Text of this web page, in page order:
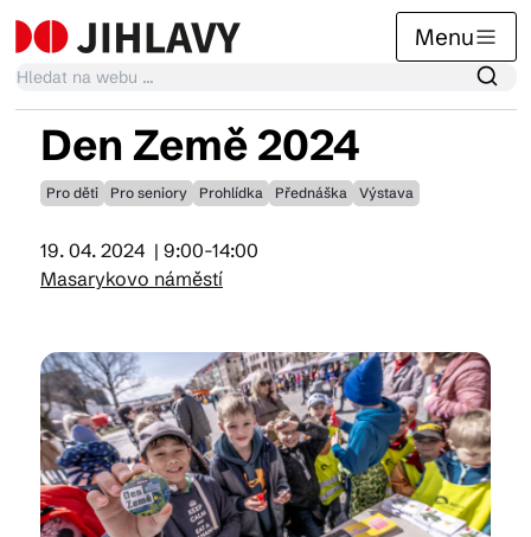
Menu
Kalendář akcí
Tradiční akce
Suvenýry
Praktické info
Den Země 2024
Pro děti Pro seniory Prohlídka Přednáška Výstava
19. 04. 2024 | 9:00-14:00
Masarykovo náměstí